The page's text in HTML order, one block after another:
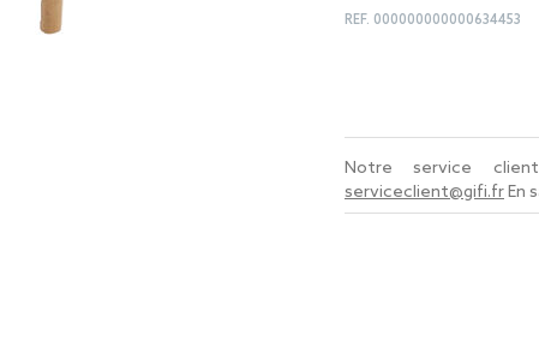
REF. 000000000000634453
Notre service
serviceclient@gifi.frEn